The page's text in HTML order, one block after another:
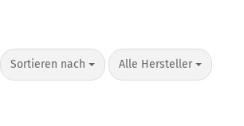
Sortieren nach Alle Hersteller